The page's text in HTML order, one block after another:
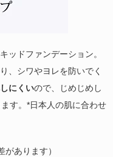
ッドファンデーション。
、シワやヨレを防いでく
にくいので、じめじめし
す。*日本人の肌に合わせ
あります）